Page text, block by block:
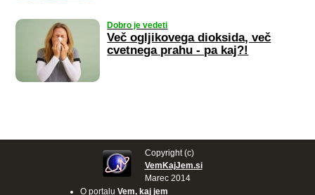
Dobro je vedeti
Več ogljikovega dioksida, več
cvetnega prahu - pa kaj?!
Copyright (c)
VemKajJem.si
Marec 2014
O portalu Vem, kaj jem